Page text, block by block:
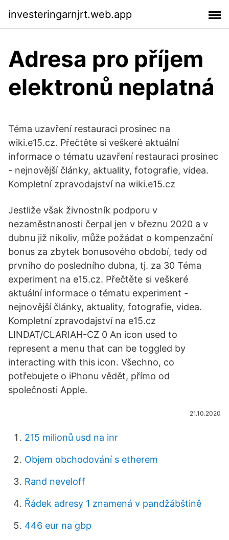
investeringarnjrt.web.app
Adresa pro příjem
elektronů neplatná
Téma uzavření restauraci prosinec na
wiki.e15.cz. Přečtěte si veškeré aktuální
informace o tématu uzavření restauraci prosinec
- nejnovější články, aktuality, fotografie, videa.
Kompletní zpravodajství na wiki.e15.cz
Jestliže však živnostník podporu v
nezaměstnanosti čerpal jen v březnu 2020 a v
dubnu již nikoliv, může požádat o kompenzační
bonus za zbytek bonusového období, tedy od
prvního do posledního dubna, tj. za 30 Téma
experiment na e15.cz. Přečtěte si veškeré
aktuální informace o tématu experiment -
nejnovější články, aktuality, fotografie, videa.
Kompletní zpravodajství na e15.cz
LINDAT/CLARIAH-CZ 0 An icon used to
represent a menu that can be toggled by
interacting with this icon. Všechno, co
potřebujete o iPhonu vědět, přímo od
společnosti Apple.
21.10.2020
215 milionů usd na inr
Objem obchodování s etherem
Rand neveloff
Řádek adresy 1 znamená v pandžábštině
446 eur na gbp